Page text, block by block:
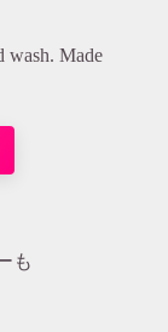
wash. Made
も